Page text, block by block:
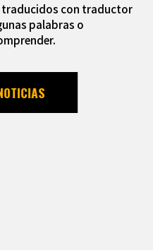
con traductor
palabras o